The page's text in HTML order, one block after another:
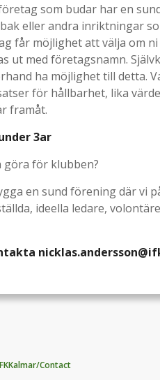
som budar har en
eller andra inriktningar
får möjlighet att välja om
ut med företagsnamn.
ha möjlighet till detta.
för hållbarhet, lika
framåt.
3ar
göra för klubben?
en sund förening där vi
ideella ledare,
Contact